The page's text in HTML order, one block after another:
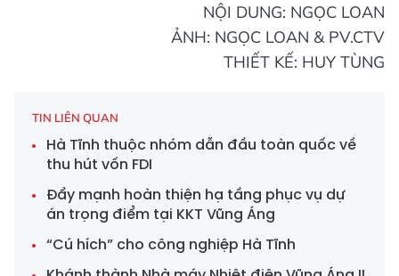
NỘI DUNG: NGỌC LOAN
ẢNH: NGỌC LOAN & PV.CTV
THIẾT KẾ: HUY TÙNG
TIN LIÊN QUAN
Hà Tĩnh thuộc nhóm dẫn đầu toàn quốc về
thu hút vốn FDI
Đẩy mạnh hoàn thiện hạ tầng phục vụ dự
án trọng điểm tại KKT Vũng Áng
“Cú hích” cho công nghiệp Hà Tĩnh